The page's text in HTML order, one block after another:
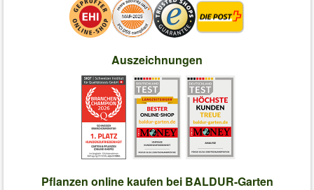
Auszeichnungen
Pflanzen online kaufen bei BALDUR-Garten